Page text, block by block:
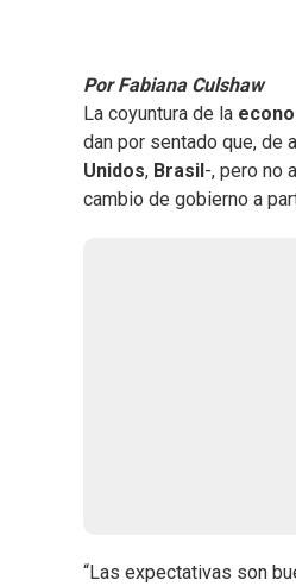
Por Fabiana Culshaw
La coyuntura de la
dan por sentado que, de
Unidos, Brasil -, pero no
cambio de gobierno a
“Las expectativas son